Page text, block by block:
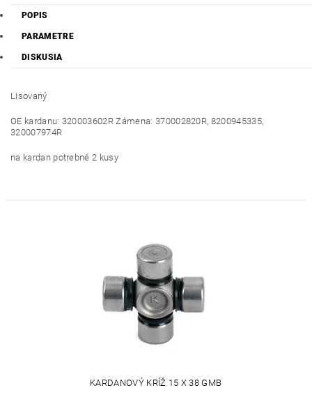
POPIS
PARAMETRE
DISKUSIA
Lisovaný
OE kardanu: 320003602R Zámena: 370002820R, 8200945335,
320007974R
na kardan potrebné 2 kusy
KARDANOVÝ KRÍŽ 15 X 38 GMB